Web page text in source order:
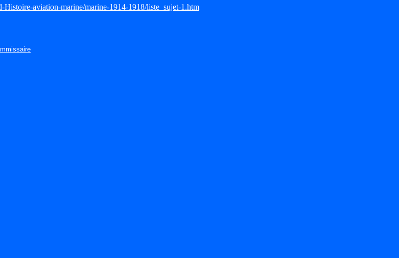
Histoire-aviation-marine/marine-1914-1918/liste_sujet-1.htm